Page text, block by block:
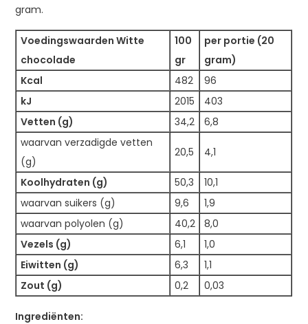
gram.
Voedingswaarden Witte
chocolade
100
gr
per portie (20
gram)
Kcal
482
96
kJ
2015
403
Vetten (g)
34,2
6,8
waarvan verzadigde vetten
(g)
20,5 4,1
Koolhydraten (g) 50,3
10,1
waarvan suikers (g)
9,6
1,9
waarvan polyolen (g)
40,2
8,0
Vezels (g)
6,1
1,0
Eiwitten (g)
6,3
1,1
Zout (g)
0,2 0,03
Ingrediënten: